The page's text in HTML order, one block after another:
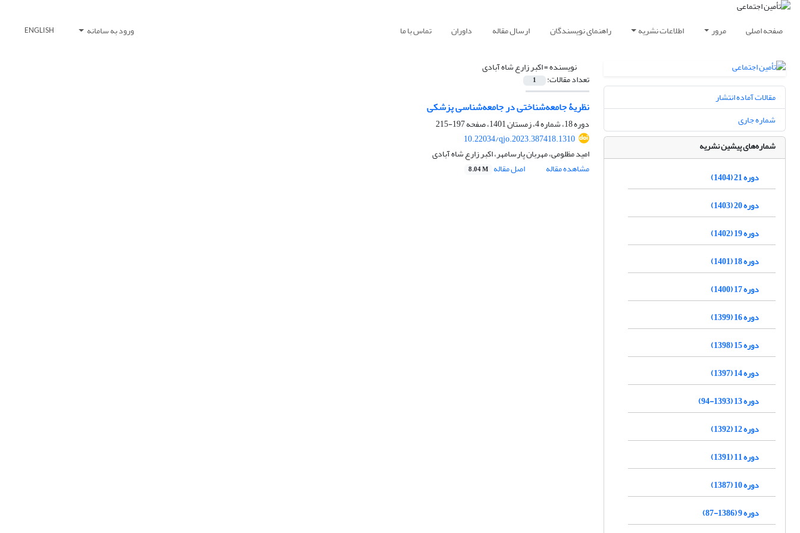
صفحه اصلی مرور اطلاعات نشریه راهنمای نویسندگان ارسال مقاله داوران تماس با ما ورود به سامانه ENGLISH
نویسنده =اکبر زارع شاه آبادی
تعداد مقالات: 1
نظریۀ جامعه‌شناختی در جامعه‌شناسی پزشکی
دوره 18، شماره 4، زمستان 1401، صفحه
197-215
10.22034/qjo.2023.387418.1310
امید مظلومی، مهربان پارسامهر، اکبر زارع شاه آبادی
مشاهده مقاله
اصل مقاله 8.04 M
مقالات آماده انتشار
شماره جاری
شماره‌های پیشین نشریه
دوره 21 (1404)
دوره 20 (1403)
دوره 19 (1402)
دوره 18 (1401)
دوره 17 (1400)
دوره 16 (1399)
دوره 15 (1398)
دوره 14 (1397)
دوره 13 (1393-94)
دوره 12 (1392)
دوره 11 (1391)
دوره 10 (1387)
دوره 9 (1386-87)